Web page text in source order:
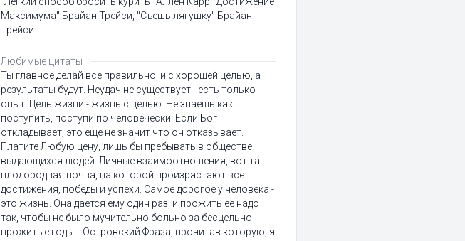
Максимума" Брайан Трейси, "Съешь лягушку" Брайан
Трейси
Любимые цитаты
Ты главное делай все правильно, и с хорошей целью, а
результаты будут. Неудач не существует - есть только
опыт. Цель жизни - жизнь с целью. Не знаешь как
поступить, поступи по человечески. Если Бог
откладывает, это еще не значит что он отказывает.
Платите Любую цену, лишь бы пребывать в обществе
выдающихся людей. Личные взаимоотношения, вот та
плодородная почва, на которой произрастают все
достижения, победы и успехи. Самое дорогое у человека -
это жизнь. Она дается ему один раз, и прожить ее надо
так, чтобы не было мучительно больно за бесцельно
прожитые годы... Островский Фраза, прочитав которую, я